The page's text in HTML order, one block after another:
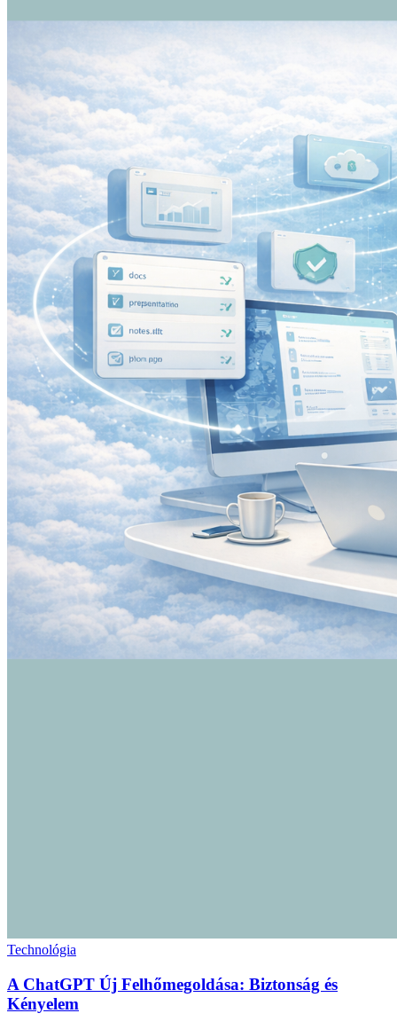
Technológia
A ChatGPT Új Felhőmegoldása: Biztonság és
Kényelem